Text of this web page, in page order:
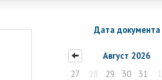
Дата документа
Август 2026
27
28 29 30 31 1